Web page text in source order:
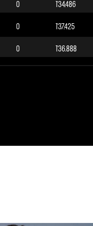
0 1'34.486
0 1'37.425
0 1'36.888